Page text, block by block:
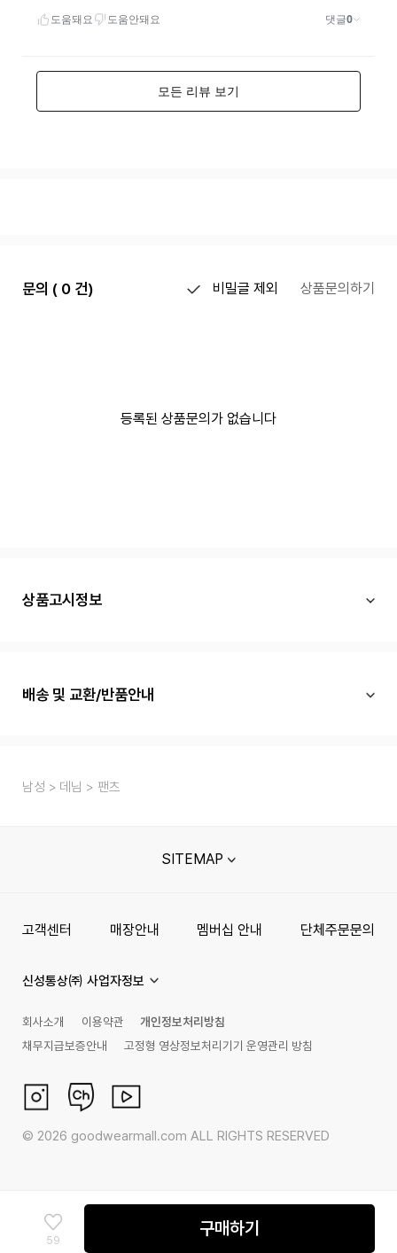
문의 ( 0 건) 비밀글 제외 상품문의하기
등록된 상품문의가 없습니다
상품고시정보
배송 및 교환/반품안내
남성 데님 팬츠
59
구매하기
SITEMAP
고객센터 매장안내 멤버십 안내 단체주문문의
신성통상㈜ 사업자정보
회사소개 이용약관
개인정보처리방침
채무지급보증안내
고정형 영상정보처리기기 운영관리 방침
© 2026 goodwearmall.com ALL RIGHTS RESERVED